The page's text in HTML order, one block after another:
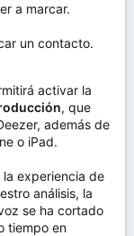
a marcar.
un contacto.
activar la
, que
además de
o iPad.
la experiencia de
análisis, la
se ha cortado
tiempo en